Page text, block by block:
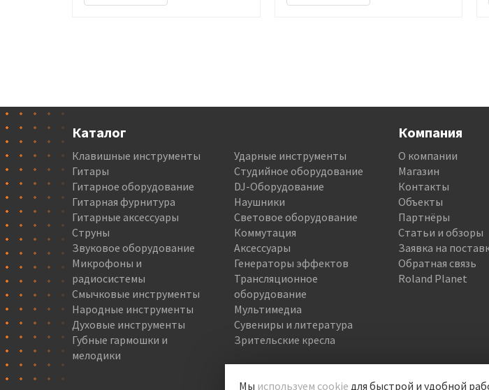
Каталог
Клавишные инструменты
Гитары
Гитарное оборудование
Гитарная фурнитура
Гитарные аксессуары
Струны
Звуковое оборудование
Микрофоны и
радиосистемы
Смычковые инструменты
Народные инструменты
Духовые инструменты
Губные гармошки и
мелодики
Ударные инструменты
Студийное оборудование
DJ-Оборудование
Наушники
Световое оборудование
Коммутация
Аксессуары
Генераторы эффектов
Трансляционное
оборудование
Мультимедиа
Сувениры и литература
Зрительские кресла
Компания
О компании
Магазин
Контакты
Объекты
Партнёры
Статьи и обзоры
Заявка на
Обратная связь
Roland Planet
Мы используем cookie для быстрой и удобной